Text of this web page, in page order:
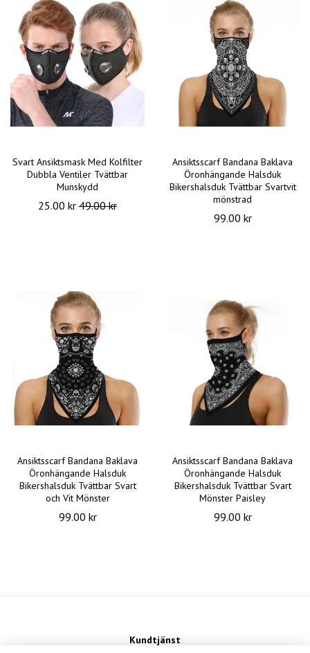
Svart Ansiktsmask Med Kolfilter
Dubbla Ventiler Tvättbar
Munskydd
25.00 kr 49.00 kr
Ansiktsscarf Bandana Baklava
Öronhängande Halsduk
Bikershalsduk Tvättbar Svartvit
mönstrad
99.00 kr
Ansiktsscarf Bandana Baklava
Öronhängande Halsduk
Bikershalsduk Tvättbar Svart
och Vit Mönster
99.00 kr
Ansiktsscarf Bandana Baklava
Öronhängande Halsduk
Bikershalsduk Tvättbar Svart
Mönster Paisley
99.00 kr
Kundtjänst